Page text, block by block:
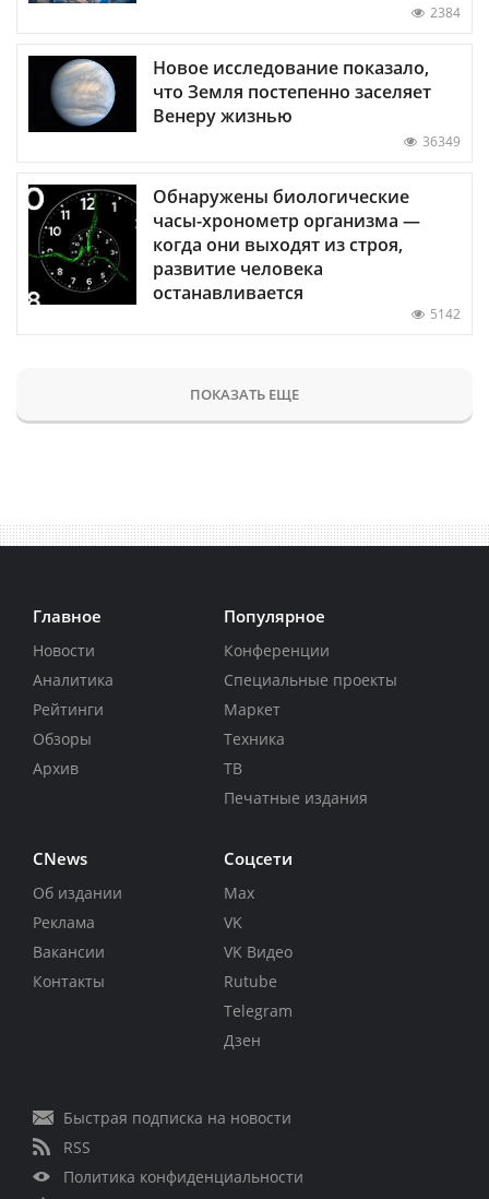
2384
Новое исследование показало,
что Земля постепенно заселяет
Венеру жизнью
36349
Обнаружены биологические
часы-хронометр организма —
когда они выходят из строя,
развитие человека
останавливается
5142
ПОКАЗАТЬ ЕЩЕ
Главное
Новости
Аналитика
Рейтинги
Обзоры
Архив
Популярное
Конференции
Специальные проекты
Маркет
Техника
ТВ
Печатные издания
CNews
Об издании
Реклама
Вакансии
Контакты
Соцсети
Max
VK
VK Видео
Rutube
Telegram
Дзен
Быстрая подписка на новости
RSS
Политика конфиденциальности